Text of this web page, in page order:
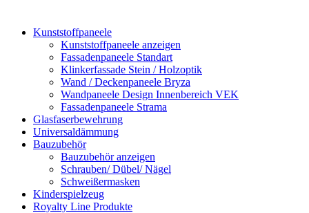
Kunststoffpaneele
Kunststoffpaneele anzeigen
Fassadenpaneele Standart
Klinkerfassade Stein / Holzoptik
Wand / Deckenpaneele Bryza
Wandpaneele Design Innenbereich VEK
Fassadenpaneele Strama
Glasfaserbewehrung
Universaldämmung
Bauzubehör
Bauzubehör anzeigen
Schrauben/ Dübel/ Nägel
Schweißermasken
Kinderspielzeug
Royalty Line Produkte